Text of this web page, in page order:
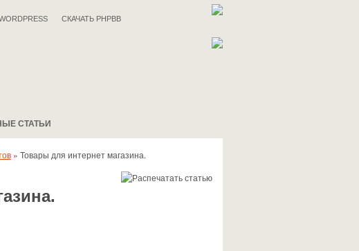
СКАЧАТЬ PHPBB
СТАТЬИ
» Товары для интернет магазина.